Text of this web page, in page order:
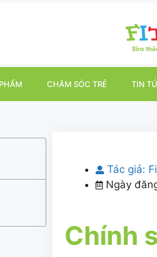
CHĂM SÓC TRẺ TIN
Tác giả:
Ngày
Chính